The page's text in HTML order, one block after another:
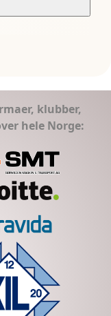
klubber,
hele Norge: